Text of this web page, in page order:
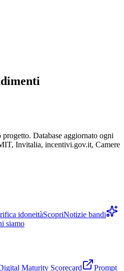
Database aggiornato ogni
Invitalia, incentivi.gov.it, Camere
idoneitàScopriNotizie bandi
siamo
Maturity Scorecard Prompt